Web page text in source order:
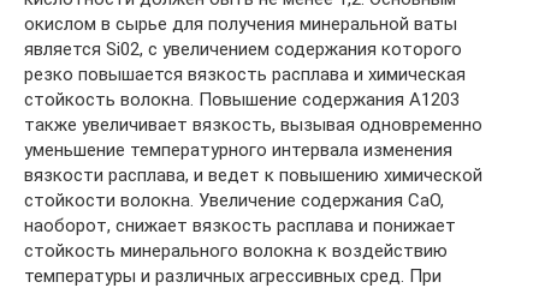
окислом в сырье для получения минеральной ваты
является Si02, с увеличением содержания которого
резко повышается вязкость расплава и химическая
стойкость волокна. Повышение содержания А1203
также увеличивает вязкость, вызывая одновременно
уменьшение температурного интервала изменения
вязкости расплава, и ведет к повышению химической
стойкости волокна. Увеличение содержания СаО,
наоборот, снижает вязкость расплава и понижает
стойкость минерального волокна к воздействию
температуры и различных агрессивных сред. При